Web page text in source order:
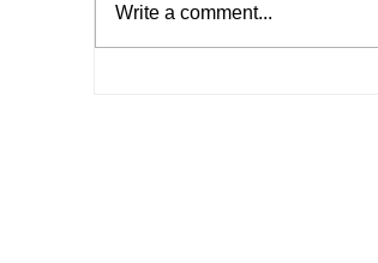
המתנדבת הנשכחת
Write a comment...